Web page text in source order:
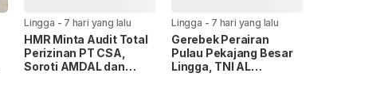
Lingga - 7 hari yang lalu
HMR Minta Audit Total
Perizinan PT CSA,
Soroti AMDAL dan
Lingga - 7 hari yang lalu
Gerebek Perairan
Pulau Pekajang Besar
Lingga, TNI AL